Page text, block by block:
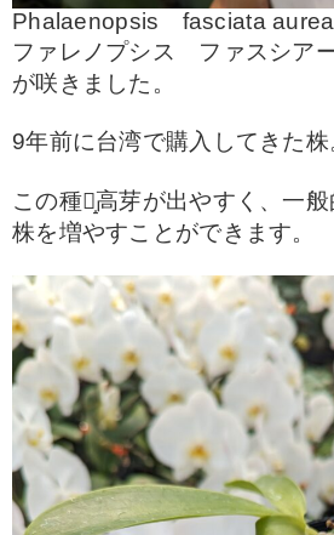
Phalaenopsis fasciata aurea
ファレノプシス ファスシア
が咲きました。
9年前に台湾で購入してきた株
この種は̝高芽が出やすく、一
株を増やすことができます。